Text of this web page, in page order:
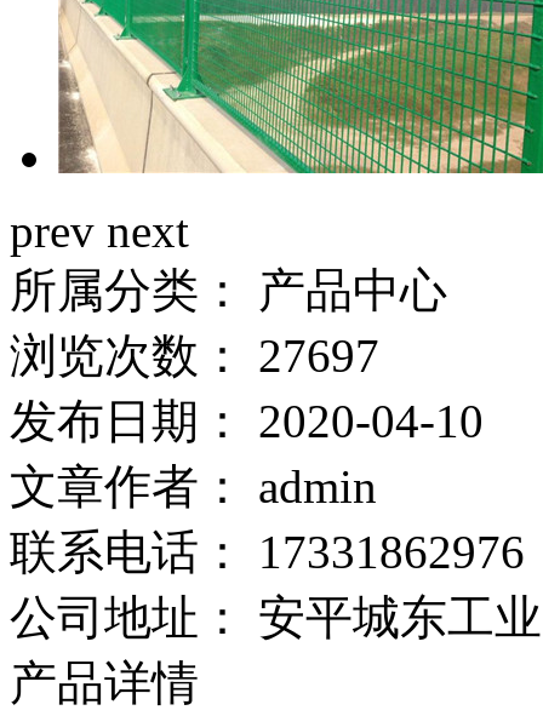
prev next
所属分类：
产品中心
浏览次数：
27697
发布日期：
2020-04-10
文章作者：
admin
联系电话：
17331862976
公司地址：
安平城东工
产品详情